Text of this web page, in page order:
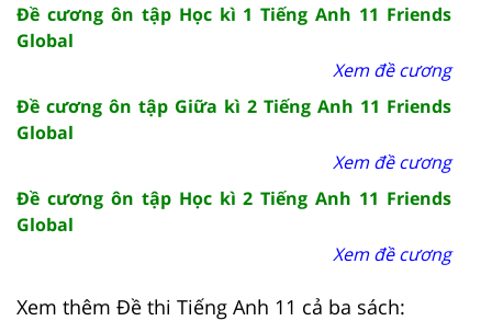
Đề cương ôn tập Học kì 1 Tiếng Anh 11 Friends
Global
Xem đề cương
Đề cương ôn tập Giữa kì 2 Tiếng Anh 11 Friends
Global
Xem đề cương
Đề cương ôn tập Học kì 2 Tiếng Anh 11 Friends
Global
Xem đề cương
Xem thêm Đề thi Tiếng Anh 11 cả ba sách: